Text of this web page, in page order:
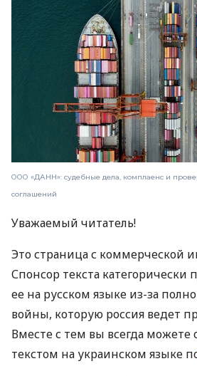
ООО «ДАНН»: судебные дела, комплаенс и
соглашений
Уважаемый читатель!
Это страница с коммерческой
Спонсор текста категорически
ее на русском языке из-за
войны, которую россия ведет
Вместе с тем вы всегда можете
текстом на украинском языке